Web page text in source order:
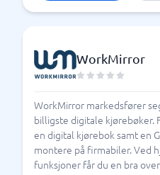
WorkMirror
WorkMirror markedsfører
billigste digitale kjørebøker.
en digital kjørebok samt en
montere på firmabiler. Ved
funksjoner får du en bra